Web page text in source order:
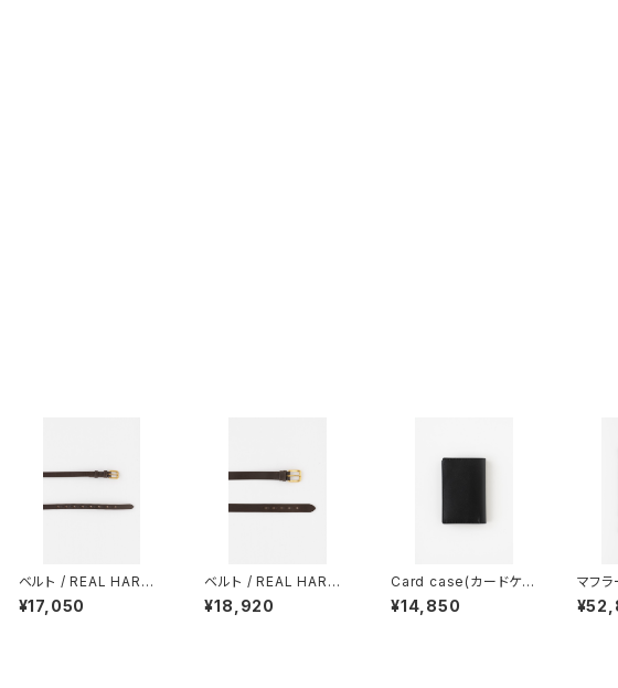
ベルト / REAL HARNE
SS(リアル ハーネス) /
18mm幅 / Plain Stirr
¥17,050
ベルト / REAL HARNE
SS(リアル ハーネス) /
28mm幅 / Plain Bridl
¥18,920
Card case(カードケー
ス) / COMME des GA
RCONS(コム・デ・ギャ
¥14,850
マフ
s(ジョ